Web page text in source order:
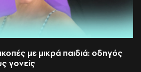
με μικρά παιδιά: οδηγός
γονείς